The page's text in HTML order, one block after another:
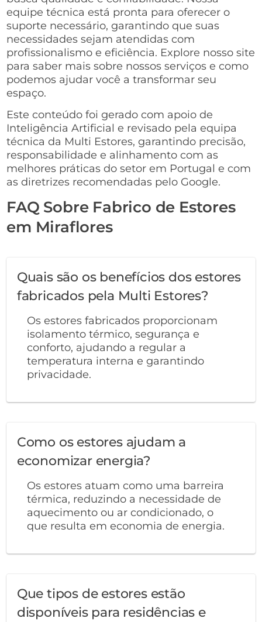
equipe técnica está pronta para oferecer o
suporte necessário, garantindo que suas
necessidades sejam atendidas com
profissionalismo e eficiência. Explore nosso site
para saber mais sobre nossos serviços e como
podemos ajudar você a transformar seu
espaço.
Este conteúdo foi gerado com apoio de
Inteligência Artificial e revisado pela equipa
técnica da Multi Estores, garantindo precisão,
responsabilidade e alinhamento com as
melhores práticas do setor em Portugal e com
as diretrizes recomendadas pelo Google.
FAQ Sobre Fabrico de Estores
em Miraflores
Quais são os benefícios dos estores
fabricados pela Multi Estores?
Os estores fabricados proporcionam
isolamento térmico, segurança e
conforto, ajudando a regular a
temperatura interna e garantindo
privacidade.
Como os estores ajudam a
economizar energia?
Os estores atuam como uma barreira
térmica, reduzindo a necessidade de
aquecimento ou ar condicionado, o
que resulta em economia de energia.
Que tipos de estores estão
disponíveis para residências e